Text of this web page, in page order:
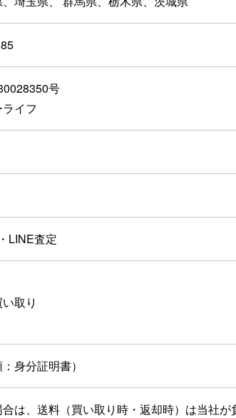
号
イフ
LINE査定
取り
身分証明書）
は、送料（買い取り時・返却時）は当社が